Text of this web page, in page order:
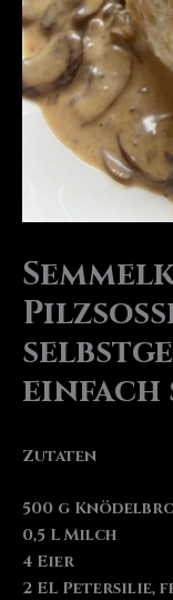
einfach
Zutaten
500 g
0,5 L Milch
4 Eier
2 EL Petersilie,